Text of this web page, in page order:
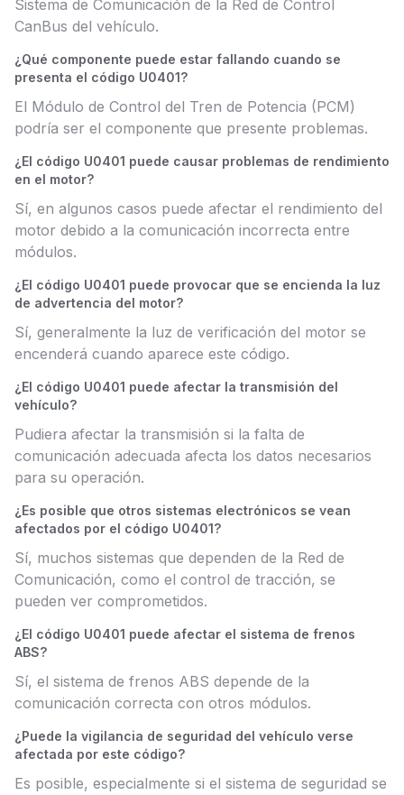
Sistema de Comunicación de la Red de Control
CanBus del vehículo.
¿Qué componente puede estar fallando cuando se
presenta el código U0401?
El Módulo de Control del Tren de Potencia (PCM)
podría ser el componente que presente problemas.
¿El código U0401 puede causar problemas de rendimiento
en el motor?
Sí, en algunos casos puede afectar el rendimiento del
motor debido a la comunicación incorrecta entre
módulos.
¿El código U0401 puede provocar que se encienda la luz
de advertencia del motor?
Sí, generalmente la luz de verificación del motor se
encenderá cuando aparece este código.
¿El código U0401 puede afectar la transmisión del
vehículo?
Pudiera afectar la transmisión si la falta de
comunicación adecuada afecta los datos necesarios
para su operación.
¿Es posible que otros sistemas electrónicos se vean
afectados por el código U0401?
Sí, muchos sistemas que dependen de la Red de
Comunicación, como el control de tracción, se
pueden ver comprometidos.
¿El código U0401 puede afectar el sistema de frenos
ABS?
Sí, el sistema de frenos ABS depende de la
comunicación correcta con otros módulos.
¿Puede la vigilancia de seguridad del vehículo verse
afectada por este código?
Es posible, especialmente si el sistema de seguridad se